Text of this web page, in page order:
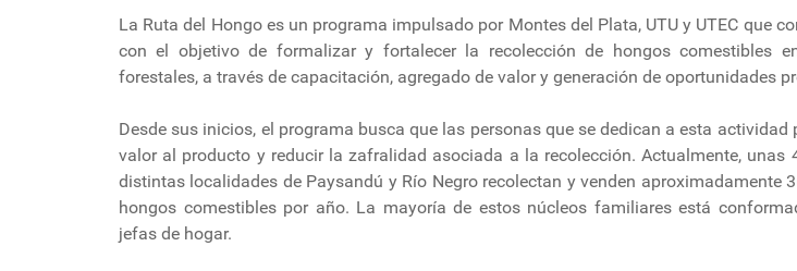
La Ruta del Hongo es un programa impulsado por Montes del Plata, UTU y UTEC que
con el objetivo de formalizar y fortalecer la recolección de hongos comestibles
forestales, a través de capacitación, agregado de valor y generación de oportunidades
Desde sus inicios, el programa busca que las personas que se dedican a esta actividad
valor al producto y reducir la zafralidad asociada a la recolección. Actualmente, unas
distintas localidades de Paysandú y Río Negro recolectan y venden aproximadamente
hongos comestibles por año. La mayoría de estos núcleos familiares está
jefas de hogar.